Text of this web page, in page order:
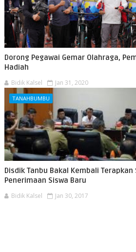
Dorong Pegawai Gemar Olahraga,
Hadiah
Bidik Kalsel Jan 31, 2020
TANAHBUMBU
Disdik Tanbu Bakal Kembali
Penerimaan Siswa Baru
Bidik Kalsel Jan 30, 2017